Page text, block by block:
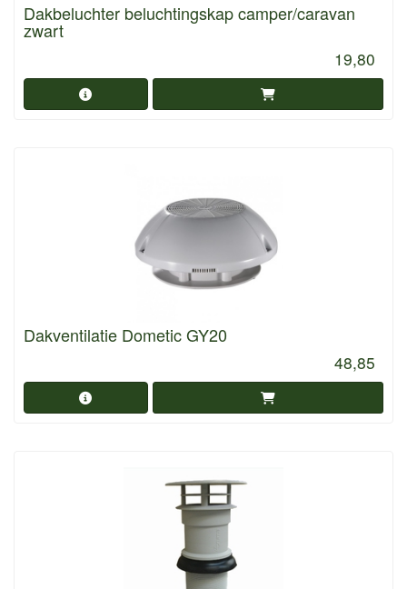
Dakbeluchter beluchtingskap camper/caravan
zwart
19,80
Dakventilatie Dometic GY20
48,85